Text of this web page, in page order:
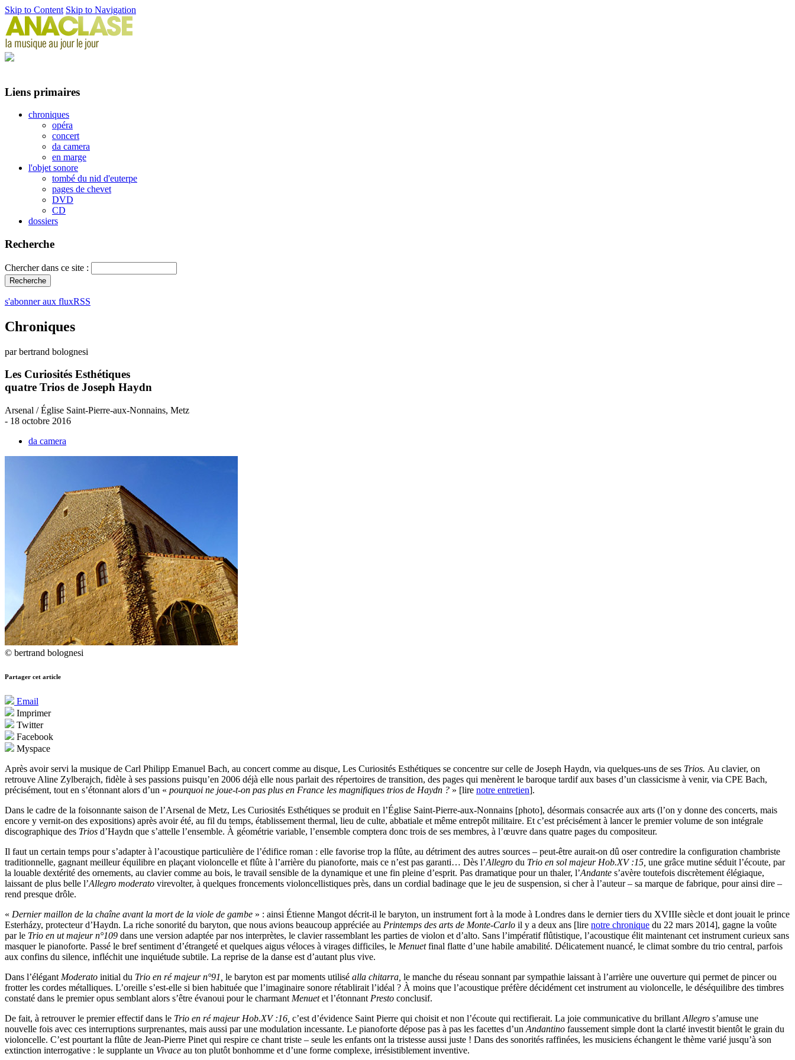
Skip to Content Skip to Navigation
Liens primaires
chroniques
opéra
concert
da camera
en marge
l'objet sonore
tombé du nid d'euterpe
pages de chevet
DVD
CD
dossiers
Recherche
Chercher dans ce site :
s'abonner aux fluxRSS
Chroniques
par bertrand bolognesi
Les Curiosités Esthétiques
quatre Trios de Joseph Haydn
Arsenal / Église Saint-Pierre-aux-Nonnains, Metz
- 18 octobre 2016
da camera
© bertrand bolognesi
Partager cet article
Email
Imprimer
Twitter
Facebook
Myspace
Après avoir servi la musique de Carl Philipp Emanuel Bach, au concert comme au disque, Les Curiosités Esthétiques se concentre sur celle de Joseph Haydn, via quelques-uns de ses Trios. Au clavier, on
retrouve Aline Zylberajch, fidèle à ses passions puisqu’en 2006 déjà elle nous parlait des répertoires de transition, des pages qui menèrent le baroque tardif aux bases d’un classicisme à venir, via CPE Bach,
précisément, tout en s’étonnant alors d’un « pourquoi ne joue-t-on pas plus en France les magnifiques trios de Haydn ? » [lire notre entretien].
Dans le cadre de la foisonnante saison de l’Arsenal de Metz, Les Curiosités Esthétiques se produit en l’Église Saint-Pierre-aux-Nonnains [photo], désormais consacrée aux arts (l’on y donne des concerts, mais
encore y vernit-on des expositions) après avoir été, au fil du temps, établissement thermal, lieu de culte, abbatiale et même entrepôt militaire. Et c’est précisément à lancer le premier volume de son intégrale
discographique des Trios d’Haydn que s’attelle l’ensemble. À géométrie variable, l’ensemble comptera donc trois de ses membres, à l’œuvre dans quatre pages du compositeur.
Il faut un certain temps pour s’adapter à l’acoustique particulière de l’édifice roman : elle favorise trop la flûte, au détriment des autres sources – peut-être aurait-on dû oser contredire la configuration chambriste
traditionnelle, gagnant meilleur équilibre en plaçant violoncelle et flûte à l’arrière du pianoforte, mais ce n’est pas garanti… Dès l’Allegro du Trio en sol majeur Hob.XV :15, une grâce mutine séduit l’écoute, par
la louable dextérité des ornements, au clavier comme au bois, le travail sensible de la dynamique et une fin pleine d’esprit. Pas dramatique pour un thaler, l’Andante s’avère toutefois discrètement élégiaque,
laissant de plus belle l’Allegro moderato virevolter, à quelques froncements violoncellistiques près, dans un cordial badinage que le jeu de suspension, si cher à l’auteur – sa marque de fabrique, pour ainsi dire –
rend presque drôle.
« Dernier maillon de la chaîne avant la mort de la viole de gambe » : ainsi Étienne Mangot décrit-il le baryton, un instrument fort à la mode à Londres dans le dernier tiers du XVIIIe siècle et dont jouait le prince
Esterházy, protecteur d’Haydn. La riche sonorité du baryton, que nous avions beaucoup appréciée au Printemps des arts de Monte-Carlo il y a deux ans [lire notre chronique du 22 mars 2014], gagne la voûte
par le Trio en ut majeur n°109 dans une version adaptée par nos interprètes, le clavier rassemblant les parties de violon et d’alto. Sans l’impératif flûtistique, l’acoustique élit maintenant cet instrument curieux sans
masquer le pianoforte. Passé le bref sentiment d’étrangeté et quelques aigus véloces à virages difficiles, le Menuetfinal flatte d’une habile amabilité. Délicatement nuancé, le climat sombre du trio central, parfois
aux confins du silence, infléchit une inquiétude subtile. La reprise de la danse est d’autant plus vive.
Dans l’élégant Moderato initial du Trio en ré majeur n°91, le baryton est par moments utilisé alla chitarra, le manche du réseau sonnant par sympathie laissant à l’arrière une ouverture qui permet de pincer ou
frotter les cordes métalliques. L’oreille s’est-elle si bien habituée que l’imaginaire sonore rétablirait l’idéal ? À moins que l’acoustique préfère décidément cet instrument au violoncelle, le déséquilibre des timbres
constaté dans le premier opus semblant alors s’être évanoui pour le charmant Menuetet l’étonnant Presto conclusif.
De fait, à retrouver le premier effectif dans le Trio en ré majeur Hob.XV :16, c’est d’évidence Saint Pierre qui choisit et non l’écoute qui rectifierait. La joie communicative du brillant Allegro s’amuse une
nouvelle fois avec ces interruptions surprenantes, mais aussi par une modulation incessante. Le pianoforte dépose pas à pas les facettes d’un Andantino faussement simple dont la clarté investit bientôt le grain du
violoncelle. C’est pourtant la flûte de Jean-Pierre Pinet qui respire ce chant triste – seule les enfants ont la tristesse aussi juste ! Dans des sonorités raffinées, les musiciens échangent le thème varié jusqu’à son
extinction interrogative : le supplante un Vivace au ton plutôt bonhomme et d’une forme complexe, irrésistiblement inventive.